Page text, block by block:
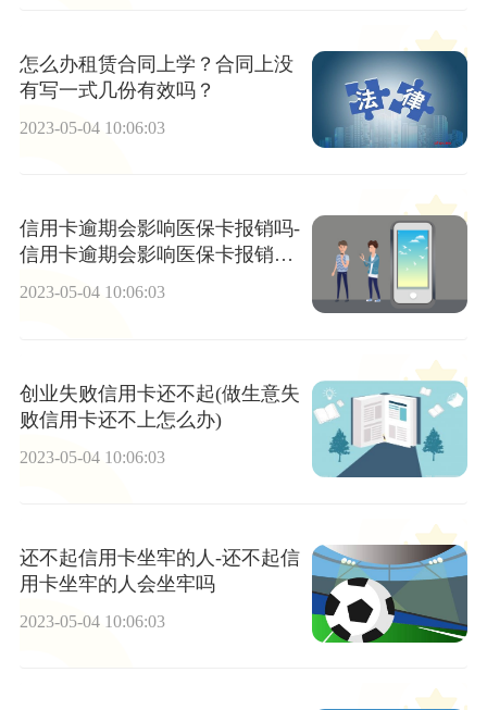
怎么办租赁合同上学？合同上没
有写一式几份有效吗？
2023-05-04 10:06:03
信用卡逾期会影响医保卡报销吗-
信用卡逾期会影响医保卡报销吗
当前关注
2023-05-04 10:06:03
创业失败信用卡还不起(做生意失
败信用卡还不上怎么办)
2023-05-04 10:06:03
还不起信用卡坐牢的人-还不起信
用卡坐牢的人会坐牢吗
2023-05-04 10:06:03